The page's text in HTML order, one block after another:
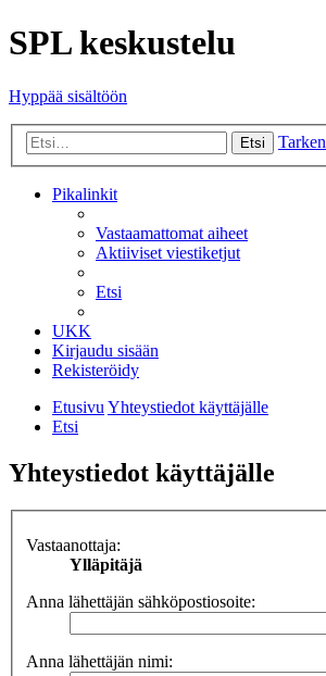
SPL keskustelu
Hyppää sisältöön
Etsi
Pikalinkit
Vastaamattomat aiheet
Aktiiviset viestiketjut
Etsi
UKK
Kirjaudu sisään
Rekisteröidy
EtusivuYhteystiedot käyttäjälle
Etsi
Yhteystiedot käyttäjälle
Vastaanottaja:
Ylläpitäjä
Anna lähettäjän sähköpostiosoite:
Anna lähettäjän nimi: